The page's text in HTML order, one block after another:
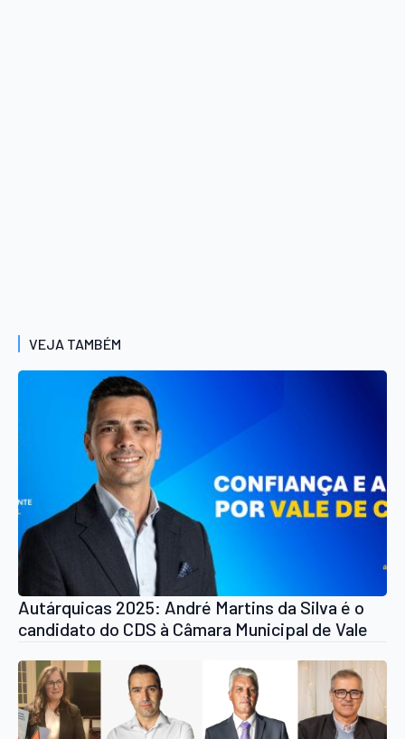
VEJA TAMBÉM
Autárquicas 2025: André Martins da Silva é o
candidato do CDS à Câmara Municipal de Vale